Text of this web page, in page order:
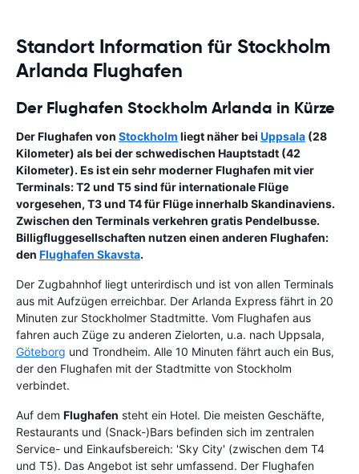
Standort Information für Stockholm
Arlanda Flughafen
Der Flughafen Stockholm Arlanda in Kürze
Der Flughafen von Stockholm liegt näher bei Uppsala (28
Kilometer) als bei der schwedischen Hauptstadt (42
Kilometer). Es ist ein sehr moderner Flughafen mit vier
Terminals: T2 und T5 sind für internationale Flüge
vorgesehen, T3 und T4 für Flüge innerhalb Skandinaviens.
Zwischen den Terminals verkehren gratis Pendelbusse.
Billigfluggesellschaften nutzen einen anderen Flughafen:
den Flughafen Skavsta.
Der Zugbahnhof liegt unterirdisch und ist von allen Terminals
aus mit Aufzügen erreichbar. Der Arlanda Express fährt in 20
Minuten zur Stockholmer Stadtmitte. Vom Flughafen aus
fahren auch Züge zu anderen Zielorten, u.a. nach Uppsala,
Göteborg und Trondheim. Alle 10 Minuten fährt auch ein Bus,
der den Flughafen mit der Stadtmitte von Stockholm
verbindet.
Auf dem Flughafen steht ein Hotel. Die meisten Geschäfte,
Restaurants und (Snack-)Bars befinden sich im zentralen
Service- und Einkaufsbereich: 'Sky City' (zwischen dem T4
und T5). Das Angebot ist sehr umfassend. Der Flughafen